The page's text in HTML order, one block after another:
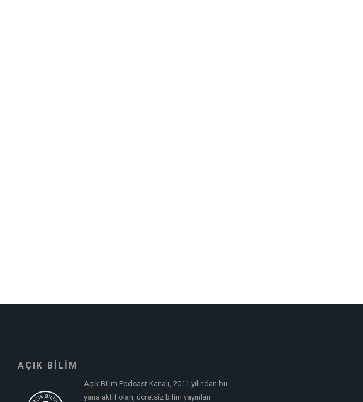
AÇIK BİLİM
Açık Bilim Podcast Kanalı, 2011 yılından bu
yana aktif olan, ücretsiz bilim yayınları